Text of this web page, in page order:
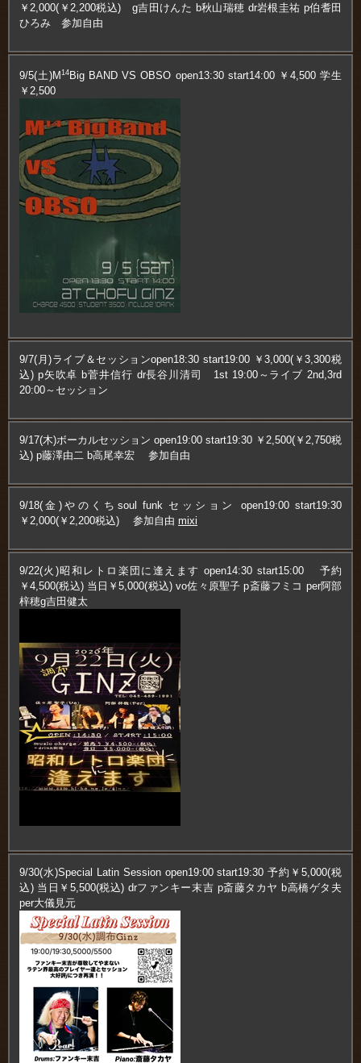
￥2,000(￥2,200税込) g吉田けんた b秋山瑞穂 dr岩根圭祐 p伯耆田
ひろみ 参加自由
9/5(土)M14 Big BAND VS OBSO open13:30 start14:00 ￥4,500 学生
￥2,500
9/7(月)ライブ＆セッションopen18:30 start19:00 ￥3,000(￥3,300税
込) p矢吹卓 b菅井信行 dr長谷川清司 1st 19:00～ライブ 2nd,3rd
20:00～セッション
9/17(木)ボーカルセッション open19:00 start19:30 ￥2,500(￥2,750税
込) p藤澤由二 b高尾幸宏 参加自由
9/18(金)やのくちsoul funk セッション open19:00 start19:30
￥2,000(￥2,200税込) 参加自由 mixi
9/22(火)昭和レトロ楽団に逢えます open14:30 start15:00 予約
￥4,500(税込) 当日￥5,000(税込) vo佐々原聖子 p斎藤フミコ per阿部
梓穂g吉田健太
9/30(水)Special Latin Session open19:00 start19:30 予約￥5,000(税
込) 当日￥5,500(税込) drファンキー末吉 p斎藤タカヤ b高橋ゲタ夫
per大儀見元